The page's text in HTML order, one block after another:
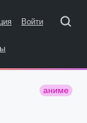
Войти
аниме